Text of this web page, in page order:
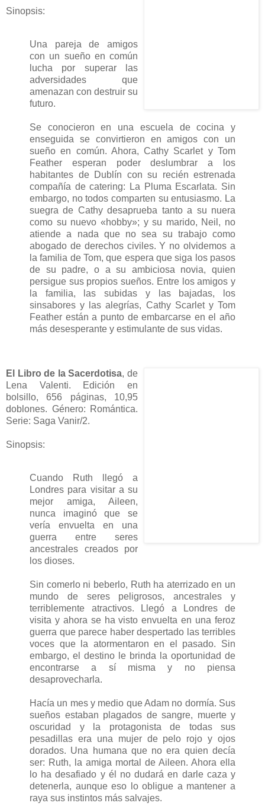
Sinopsis:
Una pareja de amigos
con un sueño en común
lucha por superar las
adversidades que
amenazan con destruir su
futuro.
Se conocieron en una escuela de cocina y
enseguida se convirtieron en amigos con un
sueño en común. Ahora, Cathy Scarlet y Tom
Feather esperan poder deslumbrar a los
habitantes de Dublín con su recién estrenada
compañía de catering: La Pluma Escarlata. Sin
embargo, no todos comparten su entusiasmo. La
suegra de Cathy desaprueba tanto a su nuera
como su nuevo «hobby»; y su marido, Neil, no
atiende a nada que no sea su trabajo como
abogado de derechos civiles. Y no olvidemos a
la familia de Tom, que espera que siga los pasos
de su padre, o a su ambiciosa novia, quien
persigue sus propios sueños. Entre los amigos y
la familia, las subidas y las bajadas, los
sinsabores y las alegrías, Cathy Scarlet y Tom
Feather están a punto de embarcarse en el año
más desesperante y estimulante de sus vidas.
El Libro de la Sacerdotisa, de
Lena Valenti. Edición en
bolsillo, 656 páginas, 10,95
doblones. Género: Romántica.
Serie: Saga Vanir/2.
Sinopsis:
Cuando Ruth llegó a
Londres para visitar a su
mejor amiga, Aileen,
nunca imaginó que se
vería envuelta en una
guerra entre seres
ancestrales creados por
los dioses.
Sin comerlo ni beberlo, Ruth ha aterrizado en un
mundo de seres peligrosos, ancestrales y
terriblemente atractivos. Llegó a Londres de
visita y ahora se ha visto envuelta en una feroz
guerra que parece haber despertado las terribles
voces que la atormentaron en el pasado. Sin
embargo, el destino le brinda la oportunidad de
encontrarse a sí misma y no piensa
desaprovecharla.
Hacía un mes y medio que Adam no dormía. Sus
sueños estaban plagados de sangre, muerte y
oscuridad y la protagonista de todas sus
pesadillas era una mujer de pelo rojo y ojos
dorados. Una humana que no era quien decía
ser: Ruth, la amiga mortal de Aileen. Ahora ella
lo ha desafiado y él no dudará en darle caza y
detenerla, aunque eso lo obligue a mantener a
raya sus instintos más salvajes.